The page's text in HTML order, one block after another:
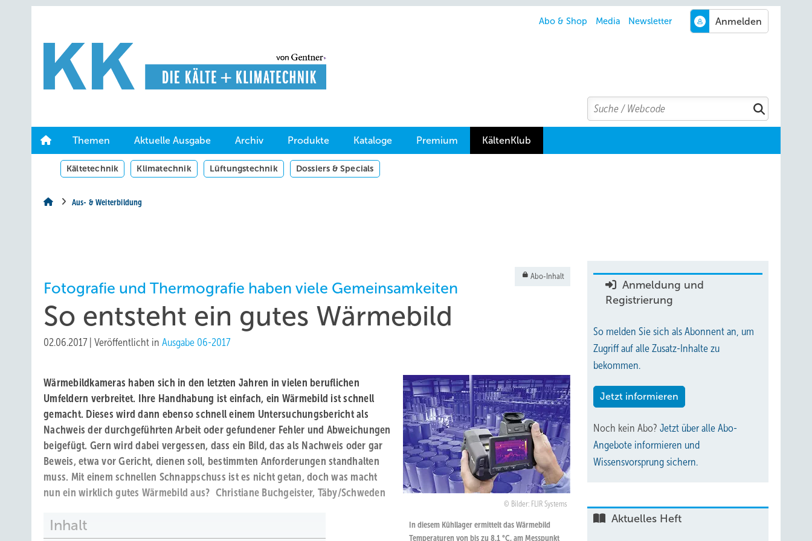
Hauptinhalt
Hauptmenü
Abo & Shop Media Newsletter
Search
Suchen
Themen Aktuelle Ausgabe Archiv Produkte Kataloge Premium KältenKlub
Kältetechnik Klimatechnik Lüftungstechnik Dossiers & Specials
Aus- & Weiterbildung
Abo-Inhalt
Fotografie und Thermografie haben viele Gemeinsamkeiten
So entsteht ein gutes Wärmebild
02.06.2017 Veröffentlicht in Ausgabe 06-2017
Bilder: FLIR Systems
In diesem Kühllager ermittelt das Wärmebild
Temperaturen von bis zu 8,1 °C, am Messpunkt
Wärmebildkameras haben sich in den letzten Jahren in vielen beruflichen
Umfeldern verbreitet. Ihre Handhabung ist einfach, ein Wärmebild ist schnell
gemacht. Dieses wird dann ebenso schnell einem Untersuchungsbericht als
Nachweis der durchgeführten Arbeit oder gefundener Fehler und Abweichungen
beigefügt. Gern wird dabei vergessen, dass ein Bild, das als Nachweis oder gar
Beweis, etwa vor Gericht, dienen soll, bestimmten Anforderungen standhalten
muss. Mit einem schnellen Schnappschuss ist es nicht getan, doch was macht
nun ein wirklich gutes Wärmebild aus? Christiane Buchgeister, Täby/Schweden
Inhalt
Anmeldung und
Registrierung
So melden Sie sich als Abonnent an, um
Zugriff auf alle Zusatz-Inhalte zu
bekommen.
Jetzt informieren
Noch kein Abo? Jetzt über alle Abo-
Angebote informieren und
Wissensvorsprung sichern.
Aktuelles Heft